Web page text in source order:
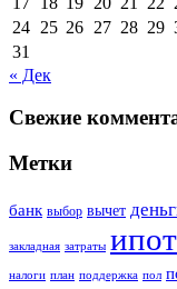
24 25 26 27 28 29
31
« Дек
Свежие
Метки
банк выбор вычет
закладная затраты
налоги план поддержка пол